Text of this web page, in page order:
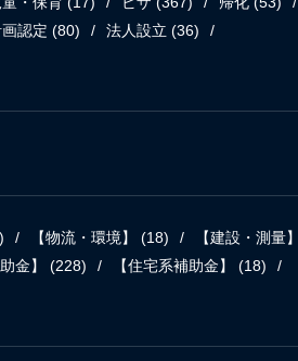
認定 (80) 法人設立 (36)
【物流・環境】 (18) 【建設・測量】
金】 (228) 【住宅系補助金】 (18)